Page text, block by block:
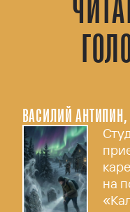
ВАСИЛИЙ
на